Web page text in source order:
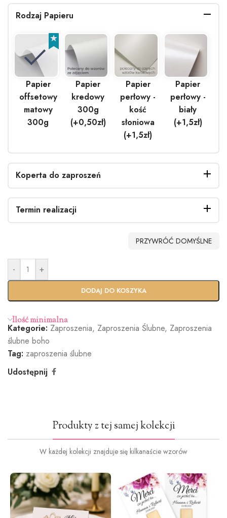
Rodzaj Papieru
Papier
offsetowy
matowy
300g
Papier
kredowy
300g
(+0,50zł)
Papier
perłowy -
kość
słoniowa
(+1,5zł)
Papier
perłowy -
biały
(+1,5zł)
Koperta do zaproszeń
EKO
Biała
Butelkowa
Zieleń
(+1.2zł)
Jasny róż
Brudny róż
Cielisty
(+1.2zł)
(+1.2zł)
zieleń
(+1.2zł)
(+1.2zł)
Ciemny
Ciemny
Jasno
Termin realizacji
Standardo
Ekspres
(+100zł)
PRZYWRÓĆ DOMYŚLNE
- +
DODAJ DO KOSZYKA
Ilość minimalna
Kategorie: Zaproszenia, Zaproszenia Ślubne, Zaproszenia
ślubne boho
Tag: zaproszenia ślubne
Udostępnij
Produkty z tej samej kolekcji
W każdej kolekcji znajduje się kilkanaście wzorów